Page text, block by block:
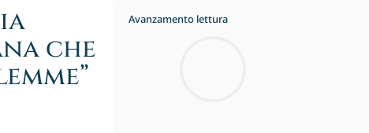
che
Avanzamento lettura